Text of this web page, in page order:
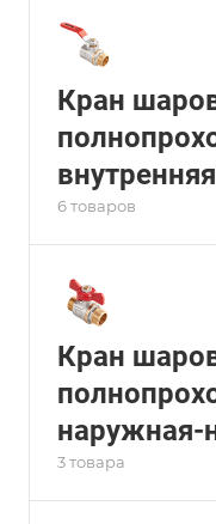
Кран
6 товаров
Кран
наружная-
3 товара